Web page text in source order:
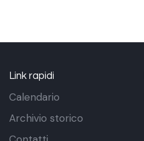
Link rapidi
Calendario
Archivio storico